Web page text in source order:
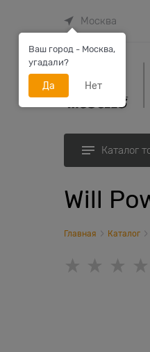
Москва
Каталог
Will
Главная Каталог
Ваш город - Москва,
угадали?
Да Нет